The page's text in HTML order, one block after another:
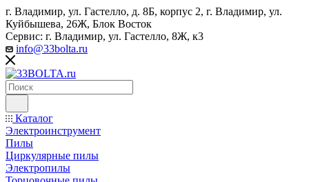
г. Владимир, ул. Гастелло, д. 8Б, корпус 2, г. Владимир, ул. ​
Куйбышева, 26Ж, Блок Восток
Сервис: г. Владимир, ул. Гастелло, 8Ж, к3
info@33bolta.ru
Каталог
Электроинструмент
Пилы
Циркулярные пилы
Электропилы